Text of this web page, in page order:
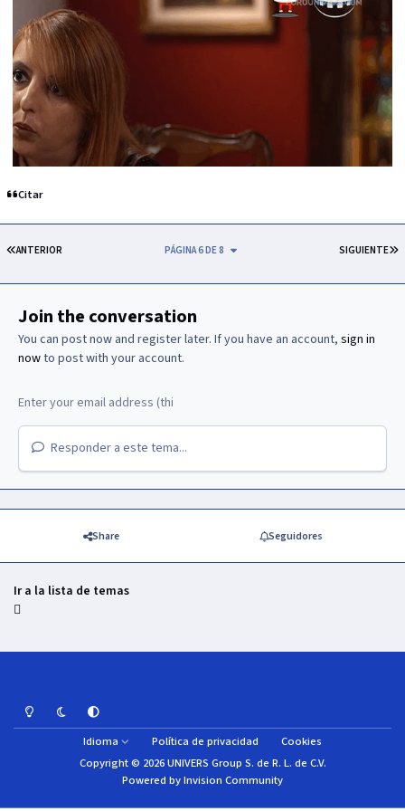
Citar
PRIMERA PÁGINA
ANTERIOR SIGUIENTE
PÁGINA 6 DE 8
Join the conversation
You can post now and register later. If you have an account, sign in
nowto post with your account.
Responder a este tema...
Share Seguidores
Ir a la lista de temas
Light ModeDark ModeSystem Preference
Idioma Política de privacidad
Cookies
Copyright © 2026 UNIVERS Group S. de R. L. de C.V.
Powered byInvision Community